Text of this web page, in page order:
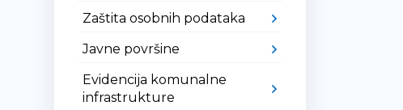
Zaštita osobnih podataka
Javne površine
Evidencija komunalne
infrastrukture